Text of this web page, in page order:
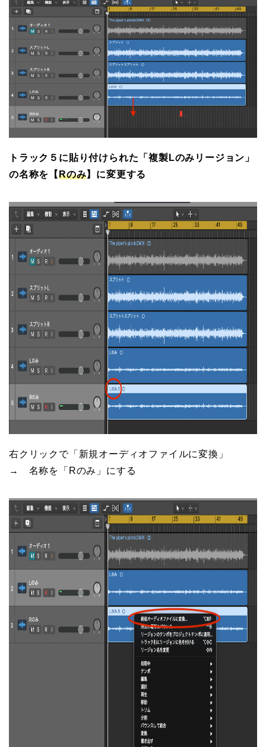
トラック５に貼り付けられた「複製Lのみリージョン」
の名称を【Rのみ】に変更する
右クリックで「新規オーディオファイルに変換」
→ 名称を「Rのみ」にする